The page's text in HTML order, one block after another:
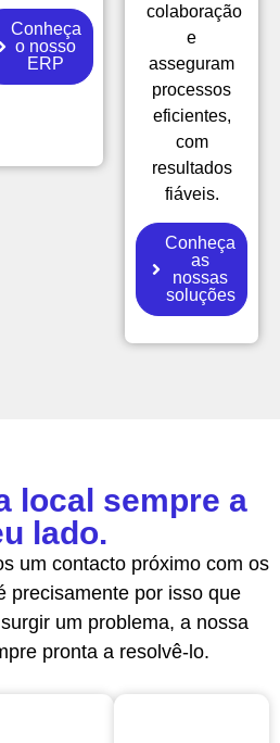
Conheça
o nosso
ERP
colaboração
e
asseguram
processos
eficientes,
com
resultados
fiáveis.
Conheça
as
nossas
soluções
local sempre a
lado.
um contacto próximo com os
precisamente por isso que
um problema, a nossa
pronta a resolvê-lo.